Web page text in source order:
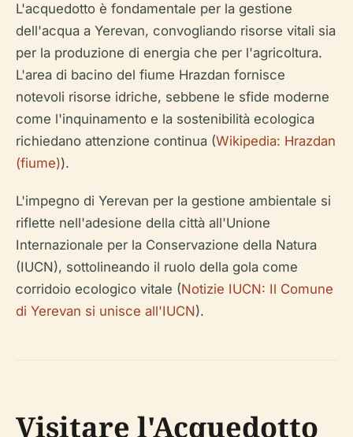
L'acquedotto è fondamentale per la gestione
dell'acqua a Yerevan, convogliando risorse vitali sia
per la produzione di energia che per l'agricoltura.
L'area di bacino del fiume Hrazdan fornisce
notevoli risorse idriche, sebbene le sfide moderne
come l'inquinamento e la sostenibilità ecologica
richiedano attenzione continua (Wikipedia: Hrazdan
(fiume)).
L'impegno di Yerevan per la gestione ambientale si
riflette nell'adesione della città all'Unione
Internazionale per la Conservazione della Natura
(IUCN), sottolineando il ruolo della gola come
corridoio ecologico vitale (Notizie IUCN: Il Comune
di Yerevan si unisce all'IUCN).
Visitare l'Acquedotto